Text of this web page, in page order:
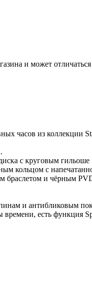
и может
часов из коллекции
с круговым
кольцом с
браслетом и чёрным
и антибликовым
есть функция